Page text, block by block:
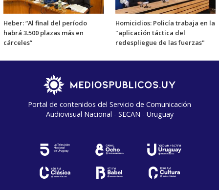
Heber: “Al final del período
habrá 3.500 plazas más en
cárceles”
Homicidios: Policía trabaja en la
"aplicación táctica del
redespliegue de las fuerzas"
Portal de contenidos del Servicio de Comunicación
Audiovisual Nacional - SECAN - Uruguay